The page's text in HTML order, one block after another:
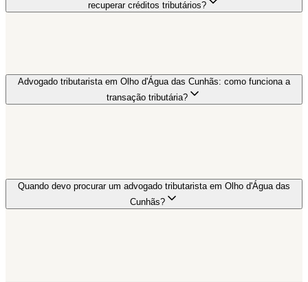
recuperar créditos tributários?
Advogado tributarista em Olho d'Água das Cunhãs: como funciona a
transação tributária?
Quando devo procurar um advogado tributarista em Olho d'Água das
Cunhãs?